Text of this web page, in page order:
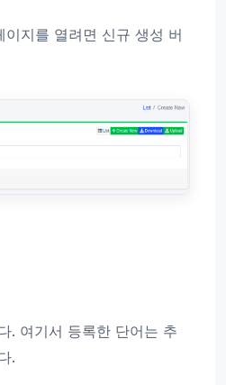
지를 열려면 신규 생성 버
. 여기서 등록한 단어는 추
.